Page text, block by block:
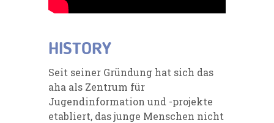
HISTORY
Seit seiner Gründung hat sich das
aha als Zentrum für
Jugendinformation und -projekte
etabliert, das junge Menschen nicht